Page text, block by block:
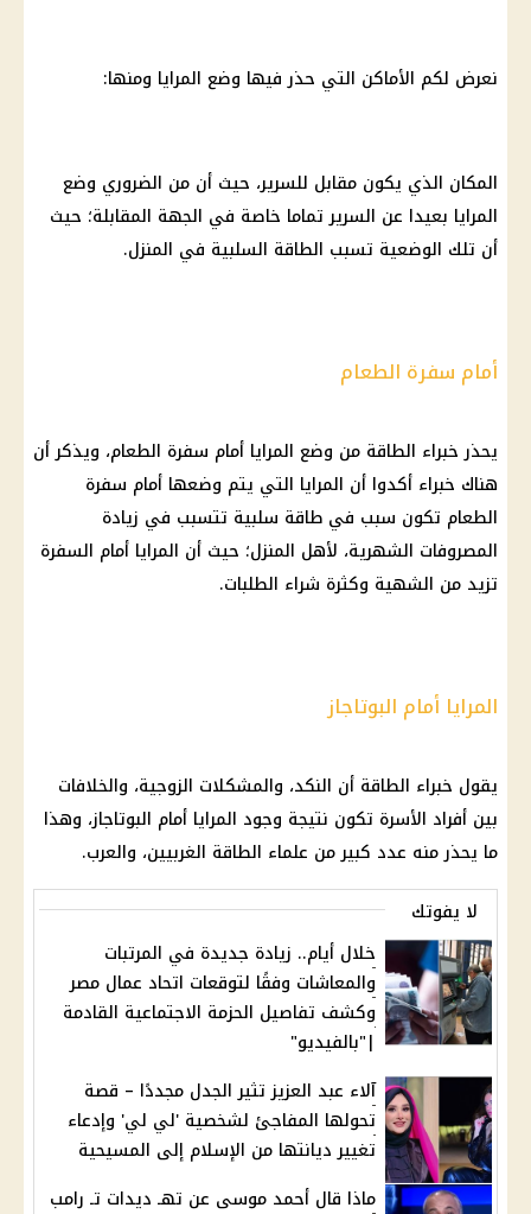
نعرض لكم الأماكن التي حذر فيها وضع المرايا ومنها:
المكان الذي يكون مقابل للسرير، حيث أن من الضروري وضع
المرايا بعيدا عن السرير تماما خاصة في الجهة المقابلة؛ حيث
أن تلك الوضعية تسبب الطاقة السلبية في المنزل.
أمام سفرة الطعام
يحذر خبراء الطاقة من وضع المرايا أمام سفرة الطعام، ويذكر أن
هناك خبراء أكدوا أن المرايا التي يتم وضعها أمام سفرة
الطعام تكون سبب في طاقة سلبية تتسبب في زيادة
المصروفات الشهرية، لأهل المنزل؛ حيث أن المرايا أمام السفرة
تزيد من الشهية وكثرة شراء الطلبات.
المرايا أمام البوتاجاز
يقول خبراء الطاقة أن النكد، والمشكلات الزوجية، والخلافات
بين أفراد الأسرة تكون نتيجة وجود المرايا أمام البوتاجاز، وهذا
ما يحذر منه عدد كبير من علماء الطاقة الغربيين، والعرب.
لا يفوتك
خلال أيام.. زيادة جديدة في المرتبات
والمعاشات وفقًا لتوقعات اتحاد عمال مصر
وكشف تفاصيل الحزمة الاجتماعية القادمة
|"بالفيديو"
آلاء عبد العزيز تثير الجدل مجددًا – قصة
تحولها المفاجئ لشخصية 'لي لي' وإدعاء
تغيير ديانتها من الإسلام إلى المسيحية
ماذا قال أحمد موسى عن تهـ ديدات تـ رامب